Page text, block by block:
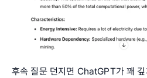
후속 질문 던지면 ChatGPT가 꽤